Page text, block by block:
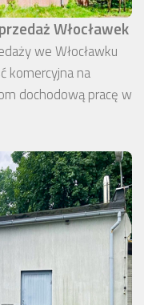
Włocławek
we Włocławku
komercyjna na
dochodową pracę w